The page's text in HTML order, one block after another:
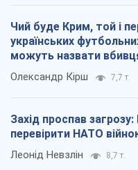
Чий буде Крим, той і
українських
можуть назвати
Олександр Кірш 7,7 т.
Захід проспав
перевірити НАТО
Леонід Невзлін 8,7 т.